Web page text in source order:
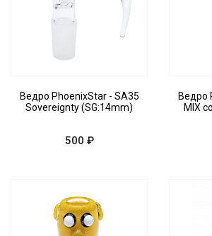
Ведро PhoenixStar - SA35
Sovereignty (SG:14mm)
500 ₽
Ведро
MIX